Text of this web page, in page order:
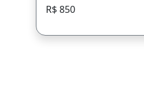
R$ 850